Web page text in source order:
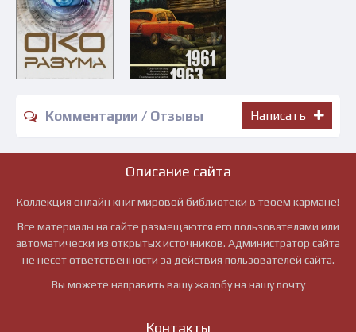
Комментарии / Отзывы Написать
Описание сайта
Коллекция онлайн книг мировой библиотеки в твоем кармане!
Все материалы на сайте размещаются его пользователями или
автоматически из открытых источников. Администратор сайта
не несёт ответственности за действия пользователей сайта.
Вы можете направить вашу жалобу на нашу почту
Контакты